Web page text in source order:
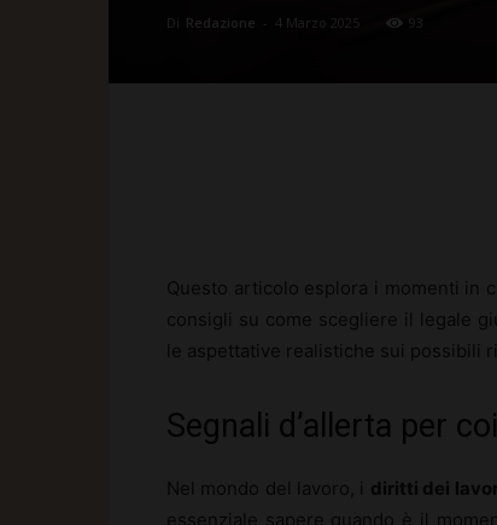
Di Redazione 4 Marzo 2025 93
Questo articolo esplora i momenti in
consigli su come scegliere il legale
le aspettative realistiche sui possibili
Segnali d’allerta per
Nel mondo del lavoro, i diritti dei
essenziale sapere quando è il